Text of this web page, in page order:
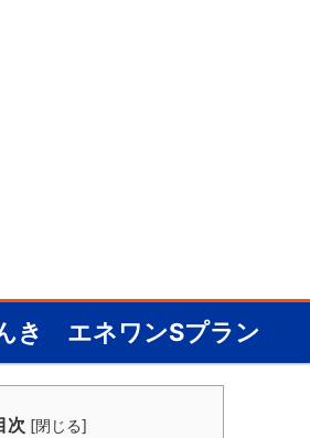
き エネワンSプラン
次 [閉じる]